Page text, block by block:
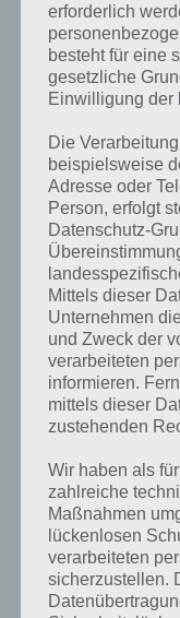
Kurze
Tradition
Tradition ist die Lösung
4 Bilder 1 Wort, doch
erforderlich
besteht für eine
gesetzliche
Einwilligung der
Die
beispielsweise
Adresse oder
Person, erfolgt
Datenschutz-
Mittels dieser
Unternehmen
und Zweck der
verarbeiteten
informieren.
mittels dieser
zustehenden
Wir haben als
zahlreiche
Maßnahmen
lückenlosen
verarbeiteten
sicherzustellen.